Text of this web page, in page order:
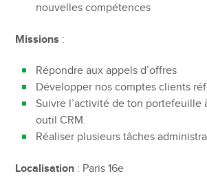
nouvelles compétences
Missions :
Répondre aux appels d’offres
Développer nos comptes clients
Suivre l’activité de ton portefeuille
outil CRM.
Réaliser plusieurs tâches
Localisation : Paris 16e